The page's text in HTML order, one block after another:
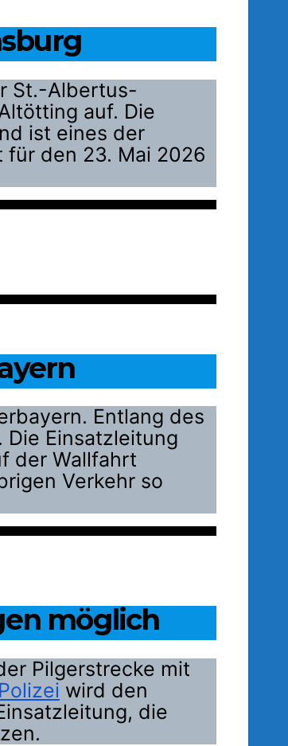
St.-Albertus-
auf. Die
ist eines der
den 23. Mai 2026
Entlang des
Einsatzleitung
der Wallfahrt
Verkehr so
möglich
Pilgerstrecke mit
Polizei wird den
die